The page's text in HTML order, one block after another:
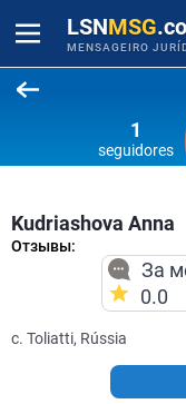
LSNMSG
MENSAGEIRO
1
seguidores
Kudriashova Anna
Отзывы:
За
0.0
c. Toliatti, Rússia